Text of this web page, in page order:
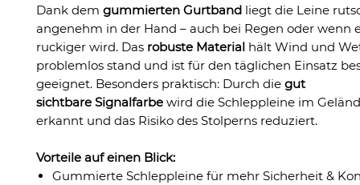
Dank dem gummierten Gurtband liegt die Leine
angenehm in der Hand – auch bei Regen oder wenn
ruckiger wird. Das robuste Material hält Wind und
problemlos stand und ist für den täglichen Einsatz
geeignet. Besonders praktisch: Durch die gut
sichtbare Signalfarbe wird die Schleppleine im
erkannt und das Risiko des Stolperns reduziert.
Vorteile auf einen Blick:
Gummierte Schleppleine für mehr Sicherheit &